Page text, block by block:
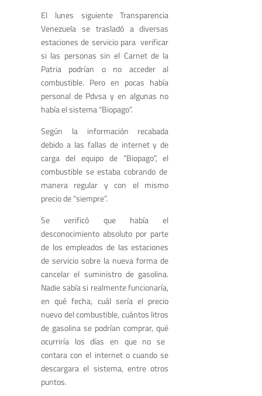
El lunes siguienteTransparencia
Venezuela se trasladó adiversas
estaciones de servicio para verificar
si las personas sin el Carnet de la
Patria podrían o no acceder al
combustible. Pero en pocas había
personal de Pdvsa y en algunas no
habíaelsistema “Biopago”.
Según la información recabada
debido a las fallas de internet y de
carga del equipo de “Biopago”, el
combustible se estaba cobrando de
manera regular ycon el mismo
precio de“siempre”.
Se verificó que habíael
desconocimiento absoluto por parte
de los empleadosde las estaciones
de serviciosobre la nueva forma de
cancelar el suministro de gasolina.
Nadie sabía si realmente funcionaría,
en qué fecha, cuál sería el precio
nuevodel combustible, cuántos litros
de gasolinase podríancomprar,qué
ocurriría los días en que no se
contara con el internet o cuando se
descargarael sistema,entre otros
puntos.